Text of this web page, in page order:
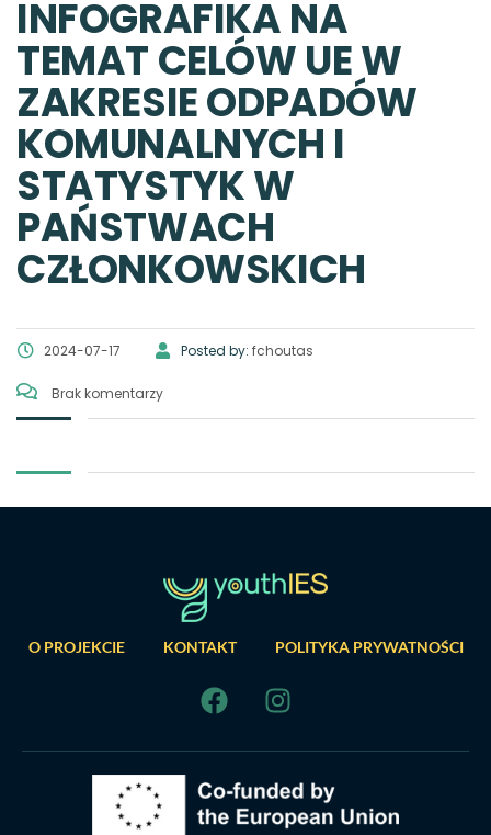
INFOGRAFIKA NA
TEMAT CELÓW UE W
ZAKRESIE ODPADÓW
KOMUNALNYCH I
STATYSTYK W
PAŃSTWACH
CZŁONKOWSKICH
2024-07-17 Posted by: fchoutas
Brak komentarzy
O PROJEKCIE KONTAKT POLITYKA PRYWATNOŚCI